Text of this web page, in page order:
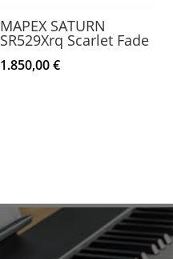
MAPEX SATURN
SR529Xrq Scarlet Fade
1.850,00€